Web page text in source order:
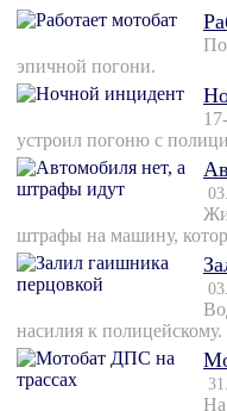
эпичной погони.
устроил погоню с
штрафы на машину,
насилия к полицейскому.
На